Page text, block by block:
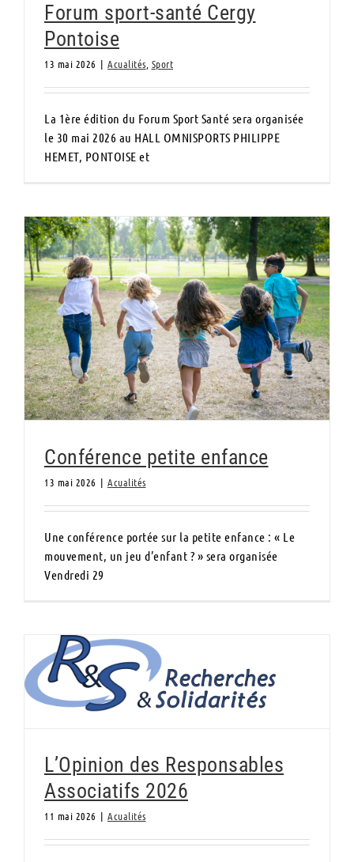
Forum sport-santé Cergy
Pontoise
13 mai 2026 | Acualités Sport
La 1ère édition du Forum Sport Santé sera organisée
le 30 mai 2026 au HALL OMNISPORTS PHILIPPE
HEMET, PONTOISE et
Conférence petite enfance
Conférence petite enfance
13 mai 2026 | Acualités
Une conférence portée sur la petite enfance : « Le
mouvement, un jeu d’enfant ? » sera organisée
Vendredi 29
L’Opinion des Responsables Associatifs
2026
L’Opinion des Responsables
Associatifs 2026
11 mai 2026 | Acualités